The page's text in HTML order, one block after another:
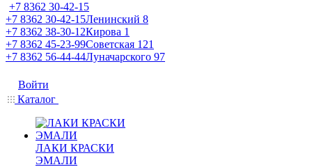
+7 8362 30-42-15
+7 8362 30-42-15Ленинский 8
+7 8362 38-30-12Кирова 1
+7 8362 45-23-99Советская 121
+7 8362 56-44-44Луначарского 97
Войти
Каталог
ЛАКИ КРАСКИ
ЭМАЛИ